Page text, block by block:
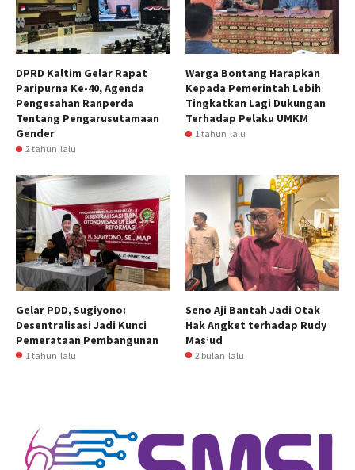
DPRD Kaltim Gelar Rapat
Paripurna Ke-40, Agenda
Pengesahan Ranperda
Tentang Pengarusutamaan
Gender
2 tahun lalu
Warga Bontang Harapkan
Kepada Pemerintah Lebih
Tingkatkan Lagi Dukungan
Terhadap Pelaku UMKM
1 tahun lalu
Gelar PDD, Sugiyono:
Desentralisasi Jadi Kunci
Pemerataan Pembangunan
1 tahun lalu
Seno Aji Bantah Jadi Otak
Hak Angket terhadap Rudy
Mas’ud
2 bulan lalu